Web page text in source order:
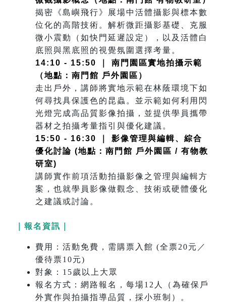
揭密《島嶼飛行》展場中活體攝影與標本數
位化的高階技術。解析微距攝影基礎、克服
微小震動（如快門延遲設定），以及活體白
底照與黑底照的視覺氛圍選擇考量。
14:10 - 15:50 ｜ 南門園區實地拍攝示範
（地點：南門館 戶外園區）
走出戶外，講師將實地示範在林蔭環境下如
何尋找具保護色的昆蟲。並示範如何利用閃
光燈完成高品質影像拍攝，並提供學員攜帶
器材之拍攝考量指引與優化建議。
15:50 - 16:30 ｜ 影像管理與編輯、綜合
優化討論 (地點：南門館 戶外園區 / 有物教
研室)
講師實作前項活動拍攝影像之管理與編輯方
案，也就學員影像做觀念、技術或硬體優化
之建議或討論。
｜報名資訊｜
費用：活動免費，需購票入館 (全票20元／
優待票10元)
對象：15歲以上大眾
報名方式：網路報名，每場12人（為確保戶
外實作與拍攝指導品質，採小班制）。